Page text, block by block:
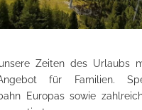
Zeiten des Urlaubs
für Familien.
Europas sowie